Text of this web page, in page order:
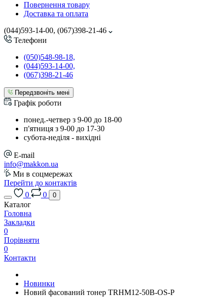
Повернення товару
Доставка та оплата
(044)593-14-00, (067)398-21-46
Телефони
(050)548-98-18,
(044)593-14-00,
(067)398-21-46
Передзвоніть мені
Графік роботи
понед.-четвер з 9-00 до 18-00
п'ятниця з 9-00 до 17-30
cубота-неділя - вихідні
E-mail
info@makkon.ua
Ми в соцмережах
Перейти до контактів
0
0 0
Каталог
Головна
Закладки
0
Порівняти
0
Контакти
Новинки
Новий фасований тонер TRHM12-50B-OS-P